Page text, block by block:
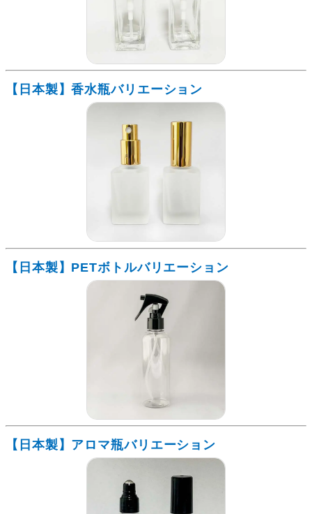
【日本製】香水瓶バリエーション
【日本製】PETボトルバリエーション
【日本製】アロマ瓶バリエーション